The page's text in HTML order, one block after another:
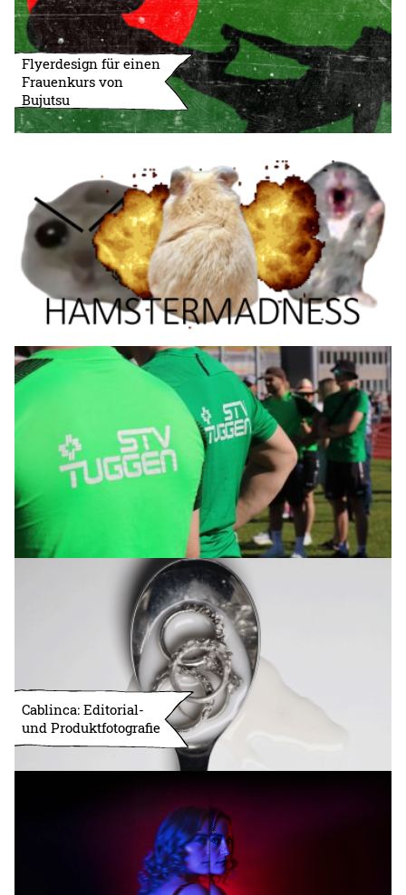
Flyerdesign für einen
Frauenkurs von
Bujutsu
Cablinca: Editorial-
und Produktfotografie